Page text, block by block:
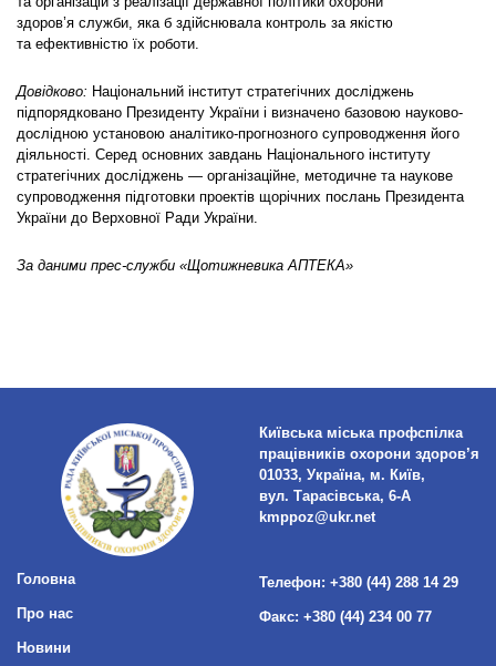
здоров’я служби, яка б здійснювала контроль за якістю
та ефективністю їх роботи.
Довідково: Національний інститут стратегічних досліджень
підпорядковано Президенту України і визначено базовою науково-
дослідною установою аналітико-прогнозного супроводження його
діяльності. Серед основних завдань Національного інституту
стратегічних досліджень — організаційне, методичне та наукове
супроводження підготовки проектів щорічних послань Президента
України до Верховної Ради України.
За даними прес-служби «Щотижневика АПТЕКА»
Головна
Про нас
Новини
Київська міська профспілка
працівників охорони здоров’я
01033, Україна, м. Київ,
вул. Тарасівська, 6-А
kmppoz@ukr.net
Телефон: +380 (44) 288 14 29
Факс: +380 (44) 234 00 77